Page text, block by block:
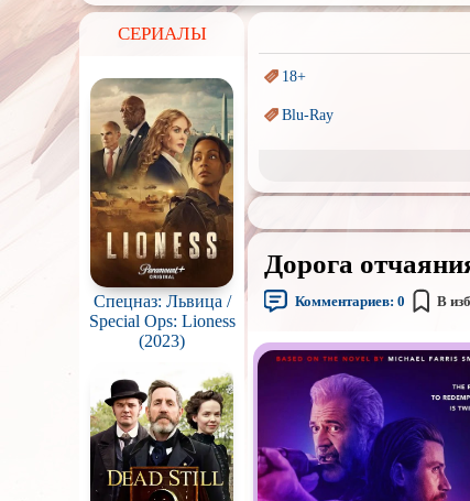
СЕРИАЛЫ
Спецназ: Львица /
Special Ops: Lioness
(2023)
18+
Blu-Ray
Аниме
Индийское кино
Маги и Волшебники
Параллельные миры
Пеплум
Про акул
Про вампиров
Про гангстеров
Дорога
Комментариев: 0 В